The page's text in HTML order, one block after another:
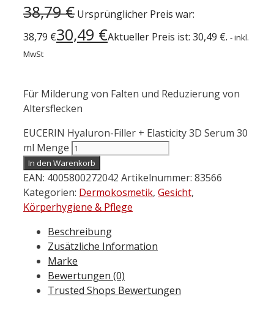
38,79€ Ursprünglicher Preis war:
38,79 €30,49 €Aktueller Preis ist: 30,49 €. - inkl.
MwSt
Für Milderung von Falten und Reduzierung von
Altersflecken
EUCERIN Hyaluron-Filler + Elasticity 3D Serum 30
ml Menge
In den Warenkorb
EAN: 4005800272042 Artikelnummer: 83566
Kategorien: Dermokosmetik, Gesicht,
Körperhygiene & Pflege
Beschreibung
Zusätzliche Information
Marke
Bewertungen (0)
Trusted Shops Bewertungen